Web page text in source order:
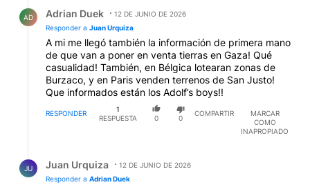
AD Adrian Duek
12 DE JUNIO DE 2026
Responder a Juan Urquiza
A mi me llegó también la información de primera mano
de que van a poner en venta tierras en Gaza! Qué
casualidad! También, en Bélgica lotearan zonas de
Burzaco, y en Paris venden terrenos de San Justo!
Que informados están los Adolf’s boys!!
RESPONDER
1
RESPUESTA
0 0
COMPARTIR
MARCAR
COMO
INAPROPIADO
JU Juan Urquiza
12 DE JUNIO DE 2026
Responder a Adrian Duek